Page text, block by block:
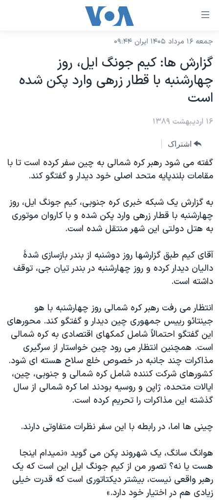
لینکهای
دسترسی
جهش
محتوای
اصلی
به
صفحه
جهش
به
نسخه سبک وب‌سایت
موضوع ها
آمریکا
جهان
گزیده‌ها
ویدیوها
فرهنگ و زندگی
اقتصادی
علم و فناوری
گالری عکس
آرشیو پخش زنده
برنامه های تلویزیونی
جدول برنامه ها
صفحه‌های ویژه
جام جهانی ۲۰۲۶
عملیات خشم حماسی
بایگانی برنامه‌های تلویزیونی
مستندها
حمله جمهوری اسلامی به اسرائیل
رمز مهسا
اعتراضات زن، زندگی، آزادی
مجموعه مستندهای دادخواهی
تریبونال مردمی آبان ۹۸
دادگاه حمید نوری
چهل سال گروگان‌گیری
قانون شفافیت دارائی کادر رهبری ایران
اعتراضات مردمی آبان ۹۸
نرگس محمدی برنده جایزه نوبل صلح
همایش محافظه‌کاران آمریکا «سی‌پک»
صفحه‌های ویژه
فرکانس‌های صدای آمریکا
پخش رادیویی
یادگیری زبان انگلیسی
دنبال کنید
جمعه ۱۶ مرداد ۱۴۰۵ ایران ۰۹:۴۴
گزارش ها: کيم جونگ ايل، روز
چهارشنبه با قطار زرهی وارد پکن شده
است
۱۶ اردیبهشت ۱۳۸۹
اشتراک
گفته می شود رهبر کره شمالی به چين سفر کرده است تا با
مقامات بلندپايه متحد اصلی خود ديدار و گفتگو کند.
به گزارش يک شبکه خبری کره جنوبی، کيم جونگ ايل، روز
چهارشنبه با قطار زرهی وارد پکن شده و با کاروان موتوری
به هتل دولتی اين شهر منتقل شده است.
آقای کيم طبق گزارشها روز دوشنبه از بندر بازسازی شدۀ
داليان ديدار کرده و روز چهارشنبه در بندر تيان جی، توقف
داشته است.
انتظار می رفت رهبر کره شمالی روز چهارشنبه با هو
جينتائو رييس جمهوری چين ديدار و گفتگو کند. محورهای
اين گفتگو احتمالاً شامل کمکهای اقتصادی به کره شمالی
است. همچنين انتظار می رود چين خواستار از سرگيری
مذاکرات چند جانبه در خصوص خلع سلاح هسته ای شود.
کشورهای شرکت کننده شامل کره شمالی و جنوبی، چين،
ايالات متحده، ژاپن و روسيه بودند اما کره شمالی از سال
گذشته اين مذاکرات را تحريم کرده است.
چينی ها اما، در رابطه با اين سفر نظرات متفاوتی دارند.
هوانگ سانگ، يک شهروند پکن می گويد «نميدام اينجا
هست يا نه؟ تصور من از کيم جونگ ايل اين است که يک
رهبر واقعی نيست، بيشتر ديکتاتوری است که قدرت خيلی
زيادی هم در اختيار خود دارد.»